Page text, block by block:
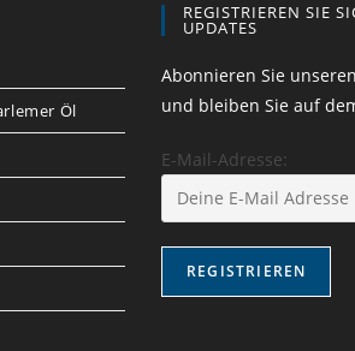
Öl
REGISTRIEREN SIE
UPDATES
Abonnieren Sie
und bleiben Sie auf
E-Mail-Adresse: